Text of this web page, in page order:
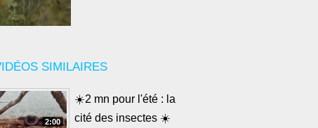
SIMILAIRES
2:00
☀️2 mn pour l'été : la
cité des insectes ☀️